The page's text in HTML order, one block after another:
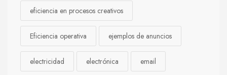
eficiencia en procesos creativos
Eficiencia operativa ejemplos de anuncios
electricidad electrónica email